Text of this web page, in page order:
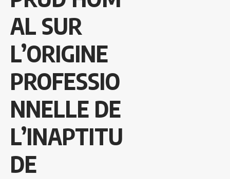
AL SUR
L’ORIGINE
PROFESSIO
NNELLE DE
L’INAPTITU
DE